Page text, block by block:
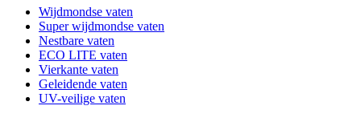
Wijdmondse vaten
Super wijdmondse vaten
Nestbare vaten
ECO LITE vaten
Vierkante vaten
Geleidende vaten
UV-veilige vaten